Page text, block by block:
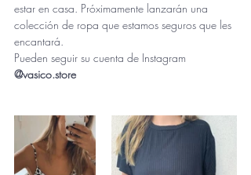
estar en casa. Próximamente lanzarán una
colección de ropa que estamos seguros que les
encantará.
Pueden seguir su cuenta de Instagram
@vasico.store